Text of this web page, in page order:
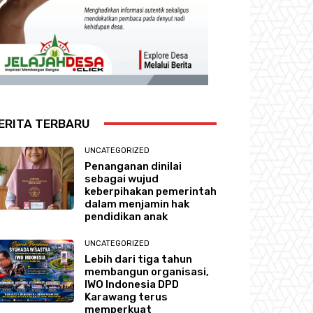
TERBARU
UNCATEGORIZED
Penanganan dinilai
sebagai wujud
keberpihakan pemerintah
dalam menjamin hak
pendidikan anak
UNCATEGORIZED
Lebih dari tiga tahun
membangun organisasi,
IWO Indonesia DPD
Karawang terus
memperkuat